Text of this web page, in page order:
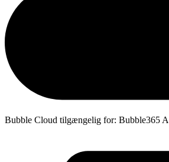
Bubble Cloud tilgængelig for: Bubble365